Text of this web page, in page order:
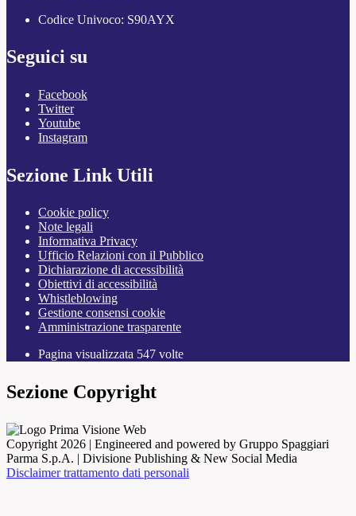
Codice Univoco: S90AYX
Seguici su
Facebook
Twitter
Youtube
Instagram
Sezione Link Utili
Cookie policy
Note legali
Informativa Privacy
Ufficio Relazioni con il Pubblico
Dichiarazione di accessibilità
Obiettivi di accessibilità
Whistleblowing
Gestione consensi cookie
Amministrazione trasparente
Pagina visualizzata 547 volte
Sezione Copyright
Copyright 2026 | Engineered and powered by Gruppo Spaggiari
Parma S.p.A. | Divisione Publishing & New Social Media
Disclaimer trattamento dati personali